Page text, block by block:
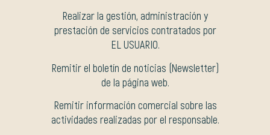
Realizar la gestión, administración y
prestación de servicios contratados por
EL USUARIO.
Remitir el boletín de noticias (Newsletter)
de la página web.
Remitir información comercial sobre las
actividades realizadas por el responsable.